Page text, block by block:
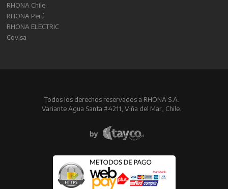
RHONA Chile
RHONA Perú
RHONA ELECTRIC
Covisa
Todos los derechos reservados a RHONA S.A.
Variante Agua Santa #4211, Viña del Mar, Chile.